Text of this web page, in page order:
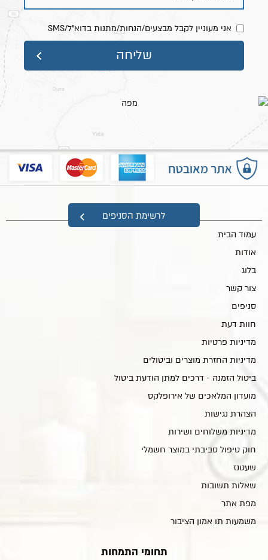
אני מעוניין לקבל מבצעים/הנחות/מתנות בדוא"ל/SMS
לרשימת הסניפים
מפת אתר
עמוד הבית
אודות
בלוג
צור קשר
סניפים
חוות דעת
מדיניות פרטיות
מדיניות החזרת מוצרים וביטולים
ביטול הזמנה - דרכים למתן הודעת ביטול
מועדון המלאכים של אירופלקס
הצהרת נגישות
מדיניות משלוחים ושירות
חוק טיפול סביבתי במוצר חשמלי
שעטנז
שאלות תשובות
מפת אתר
משמעות תו אמון הציבור
תחומי התמחות